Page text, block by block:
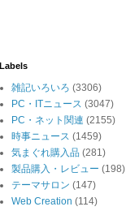
Labels
雑記いろいろ (3306)
PC・ITニュース (3047)
PC・ネット関連 (2155)
時事ニュース (1459)
気まぐれ購入品 (281)
製品購入・レビュー (198)
テーマサロン (147)
Web Creation (114)